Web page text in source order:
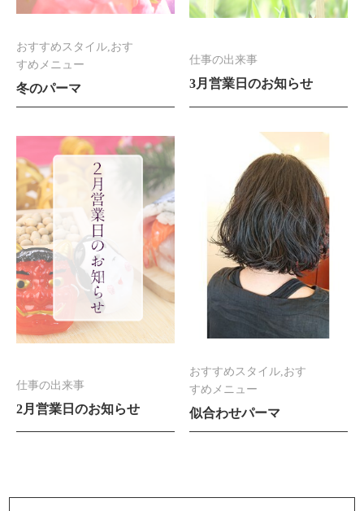
おすすめスタイル,おす
すめメニュー
冬のパーマ
仕事の出来事
3月営業日のお知らせ
仕事の出来事
2月営業日のお知らせ
おすすめスタイル,おす
すめメニュー
似合わせパーマ